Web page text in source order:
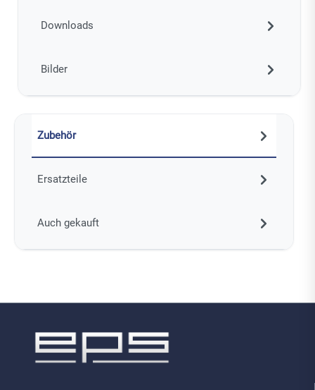
Downloads
Bilder
Zubehör
Ersatzteile
Auch gekauft